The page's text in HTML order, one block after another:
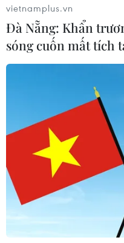
#liên minh đèn giao thông
TIN LIÊN QUAN
vietnamplus.vn
Đà Nẵng: Khẩn
sóng cuốn mất tích